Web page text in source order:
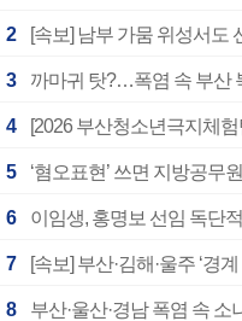
2 [속보] 남부 가뭄 위성서
3 까마귀 탓?…폭염 속 부산
4
5 ‘혐오표현’ 쓰면 지방공무
6 이임생, 홍명보 선임 독단
7 [속보] 부산·김해·울주 ‘경
8 부산·울산·경남 폭염 속